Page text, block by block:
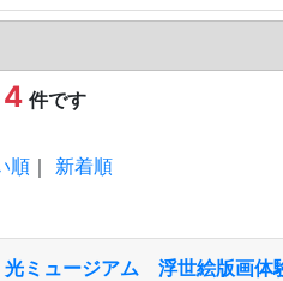
4 件です
順 ｜ 新着順
光ミュージアム 浮世絵版画